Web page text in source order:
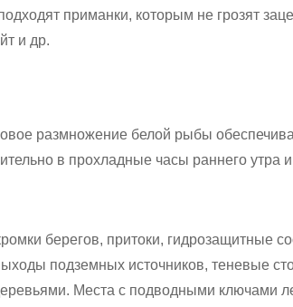
приманки, которым не грозят
и др.
размножение белой рыбы
в прохладные часы раннего утра
берегов, притоки, гидрозащитные
подземных источников, теневые
Места с подводными ключами